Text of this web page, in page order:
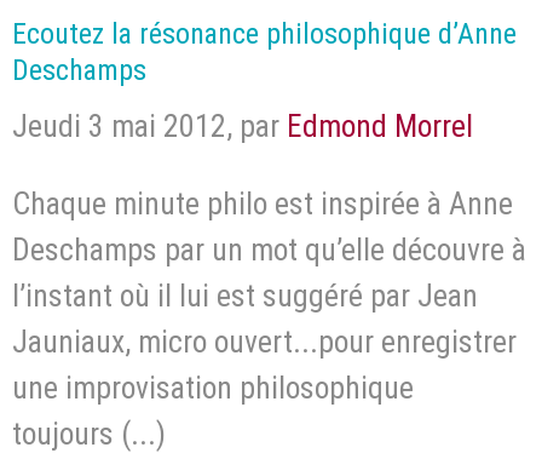
Ecoutez la résonance philosophique d’Anne
Deschamps
Jeudi 3 mai 2012, par Edmond Morrel
Chaque minute philo est inspirée à Anne
Deschamps par un mot qu’elle découvre à
l’instant où il lui est suggéré par Jean
Jauniaux, micro ouvert...pour enregistrer
une improvisation philosophique
toujours (...)